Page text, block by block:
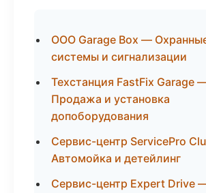
ООО Garage Box —
системы и сигнализации
Техстанция FastFix Garage
Продажа и установка
допоборудования
Сервис-центр ServicePro
Автомойка и детейлинг
Сервис-центр Expert Drive